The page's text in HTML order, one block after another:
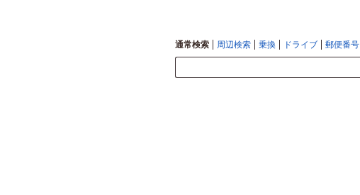
通常検索 周辺検索 乗換 ドライブ 郵便番号